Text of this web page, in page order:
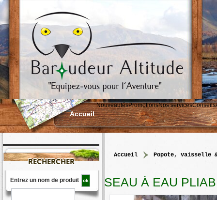
Accueil
NouveautésPromotionsNos servicesConseils
RECHERCHER
Entrez un nom de produit
accueil > popote, vaisselle
SEAU À EAU